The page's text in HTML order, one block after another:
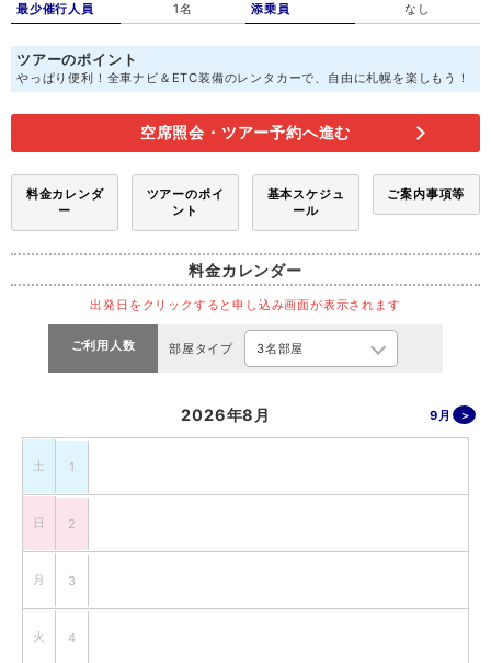
最少催行人員
1名
添乗員
なし
ツアーのポイント
やっぱり便利！全車ナビ＆ETC装備のレンタカーで、自由に札幌を楽しもう！
空席照会・ツアー予約へ進む
料金カレンダ
ー
ツアーのポイ
ント
基本スケジュ
ール
ご案内事項等
料金カレンダー
出発日をクリックすると申し込み画面が表示されます
ご利用人数 部屋タイプ
2026年8月 9月
土 1
日 2
月 3
火 4